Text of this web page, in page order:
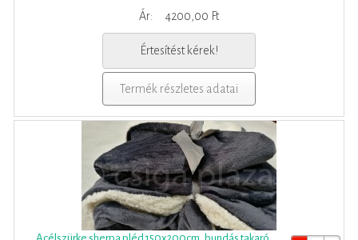
Ár: 4200,00 Ft
Értesítést kérek!
Termék részletes adatai